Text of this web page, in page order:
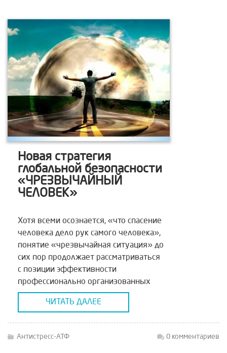
Новая стратегия
глобальной безопасности
«ЧРЕЗВЫЧАЙНЫЙ
ЧЕЛОВЕК»
Хотя всеми осознается, «что спасение
человека дело рук самого человека»,
понятие «чрезвычайная ситуация» до
сих пор продолжает рассматриваться
с позиции эффективности
профессионально организованных
служб. В результате профессионально
организованные службы оказываются
источники большинства
ЧИТАТЬ ДАЛЕЕ
Антистресс-АТФ 0 комментариев